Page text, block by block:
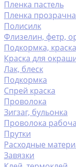
Пленка пастель
Пленка
Полисилк
Флизелин, фетр,
Подкормка,
Краска для
Лак, блеск
Подкормка
Спрей краска
Проволока
Зигзаг, бульонка
Проволока
Прутки
Расходные
Завязки